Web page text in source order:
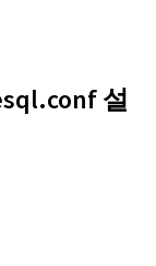
설